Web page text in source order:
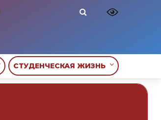
СТУДЕНЧЕСКАЯ ЖИЗНЬ